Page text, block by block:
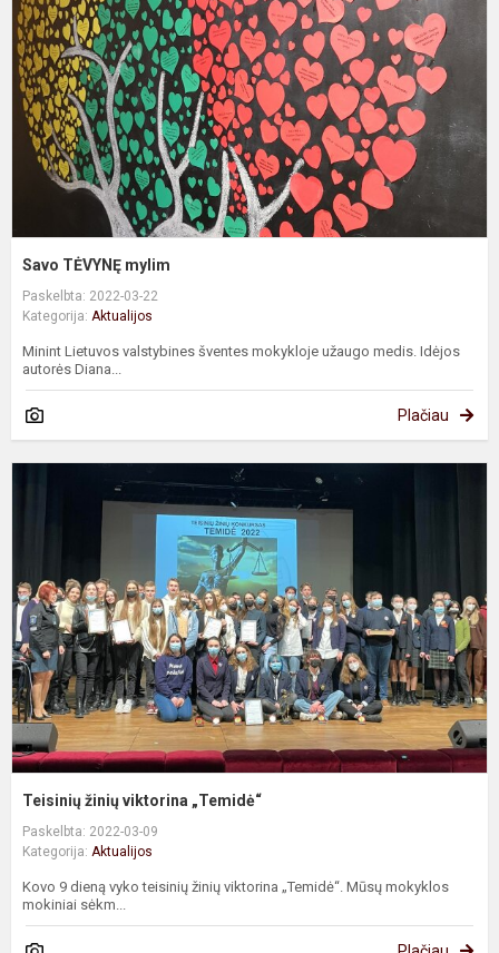
Savo TĖVYNĘ mylim
Paskelbta: 2022-03-22
Kategorija: Aktualijos
Minint Lietuvos valstybines šventes mokykloje užaugo medis. Idėjos
autorės Diana...
Plačiau
Teisinių žinių viktorina „Temidė“
Paskelbta: 2022-03-09
Kategorija: Aktualijos
Kovo 9 dieną vyko teisinių žinių viktorina „Temidė“. Mūsų mokyklos
mokiniai sėkm...